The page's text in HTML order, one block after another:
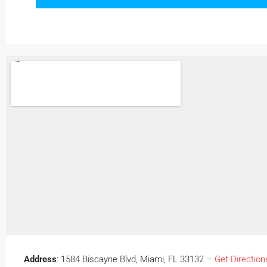
Address: 1584 Biscayne Blvd, Miami, FL 33132 – Get